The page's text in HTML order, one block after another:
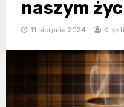
naszym
11 sierpnia 2024